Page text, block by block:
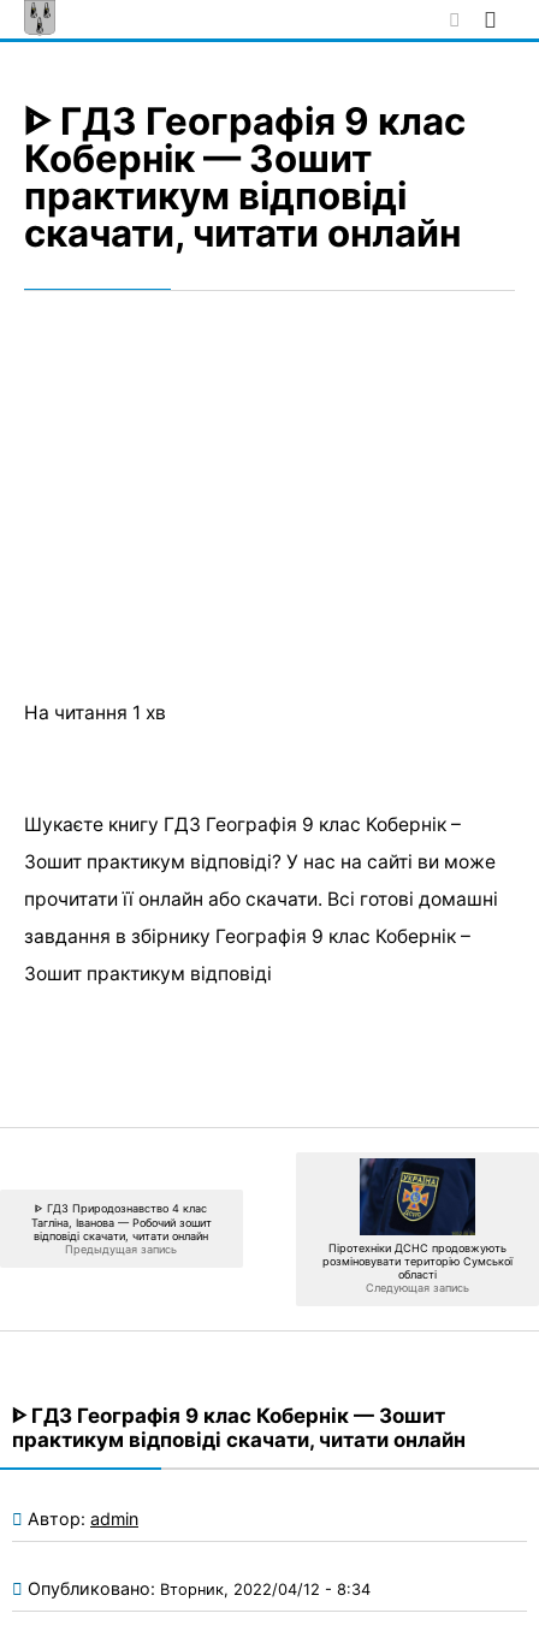
Skip
to
ᐈ ГДЗ Географія 9 клас
Кобернік — Зошит
практикум відповіді
скачати, читати онлайн
На читання 1 хв
Шукаєте книгу ГДЗ Географія 9 клас Кобернік –
Зошит практикум відповіді? У нас на сайті ви може
прочитати її онлайн або скачати. Всі готові домашні
завдання в збірнику Географія 9 клас Кобернік –
Зошит практикум відповіді
ᐈ ГДЗ Природознавство 4 клас
Тагліна, Іванова — Робочий зошит
відповіді скачати, читати онлайн
Предыдущая запись
Піротехніки ДСНС продовжують
розміновувати територію Сумської
області
Следующая запись
ᐈ ГДЗ Географія 9 клас Кобернік — Зошит
практикум відповіді скачати, читати онлайн
Автор: admin
Опубликовано: Вторник, 2022/04/12 - 8:34